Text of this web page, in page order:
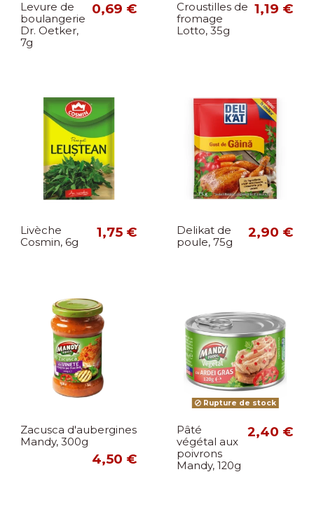
Levure de
boulangerie
Dr. Oetker,
7g
0,69 €
Croustilles de
fromage
Lotto, 35g
1,19 €
Livèche
Cosmin, 6g
1,75 €
Delikat de
poule, 75g
2,90 €
Zacusca d'aubergines
Mandy, 300g
4,50 €
Rupture de stock
Pâté
végétal aux
poivrons
Mandy, 120g
2,40 €